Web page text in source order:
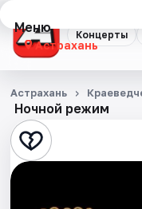
Концерты
Меню
Астрахань
Концерты
Театр
Стендап
Ночной режим
Астрахань